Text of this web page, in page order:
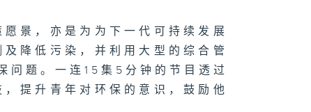
景，亦是为为下一代可持续发展
降低污染，并利用大型的综合管
问题。一连15集5分钟的节目透过
提升青年对环保的意识，鼓励他